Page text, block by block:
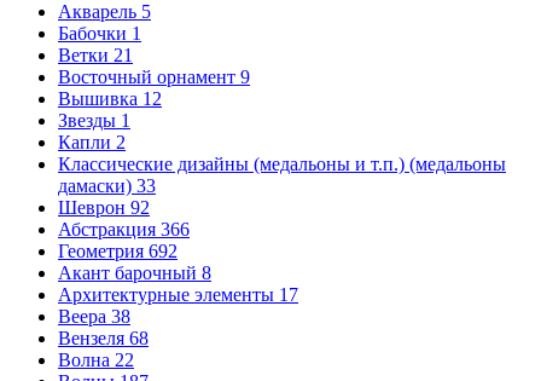
Акварель 5
Бабочки 1
Ветки 21
Восточный орнамент 9
Вышивка 12
Звезды 1
Капли 2
Классические дизайны (медальоны и т.п.) (медальоны
дамаски) 33
Шеврон 92
Абстракция 366
Геометрия 692
Акант барочный 8
Архитектурные элементы 17
Веера 38
Вензеля 68
Волна 22